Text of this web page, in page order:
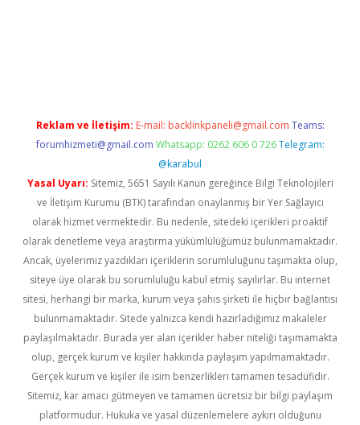
Reklam ve İletişim: E-mail: backlinkpaneli@gmail.com Teams:
forumhizmeti@gmail.com Whatsapp: 0262 606 0 726 Telegram:
@karabul
Yasal Uyarı: Sitemiz, 5651 Sayılı Kanun gereğince Bilgi Teknolojileri
ve İletişim Kurumu (BTK) tarafından onaylanmış bir Yer Sağlayıcı
olarak hizmet vermektedir. Bu nedenle, sitedeki içerikleri proaktif
olarak denetleme veya araştırma yükümlülüğümüz bulunmamaktadır.
Ancak, üyelerimiz yazdıkları içeriklerin sorumluluğunu taşımakta olup,
siteye üye olarak bu sorumluluğu kabul etmiş sayılırlar. Bu internet
sitesi, herhangi bir marka, kurum veya şahıs şirketi ile hiçbir bağlantısı
bulunmamaktadır. Sitede yalnızca kendi hazırladığımız makaleler
paylaşılmaktadır. Burada yer alan içerikler haber niteliği taşımamakta
olup, gerçek kurum ve kişiler hakkında paylaşım yapılmamaktadır.
Gerçek kurum ve kişiler ile isim benzerlikleri tamamen tesadüfidir.
Sitemiz, kar amacı gütmeyen ve tamamen ücretsiz bir bilgi paylaşım
platformudur. Hukuka ve yasal düzenlemelere aykırı olduğunu